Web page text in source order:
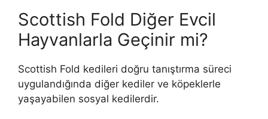
Scottish Fold Diğer Evcil
Hayvanlarla Geçinir mi?
Scottish Fold kedileri doğru tanıştırma süreci
uygulandığında diğer kediler ve köpeklerle
yaşayabilen sosyal kedilerdir.